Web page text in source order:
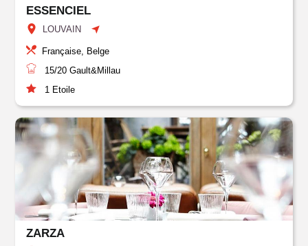
ESSENCIEL
LOUVAIN
Française, Belge
15/20 Gault&Millau
1 Etoile
ZARZA